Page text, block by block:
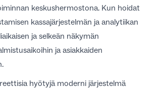
keskushermostona. Kun hoidat
kassajärjestelmän ja analytiikan
ja selkeän näkymän
ja asiakkaiden
hyötyjä moderni järjestelmä